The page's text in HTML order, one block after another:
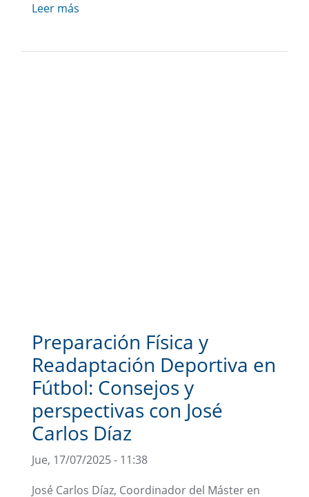
Leer más
Preparación Física y
Readaptación Deportiva en
Fútbol: Consejos y
perspectivas con José
Carlos Díaz
Jue, 17/07/2025 - 11:38
José Carlos Díaz, Coordinador del Máster en